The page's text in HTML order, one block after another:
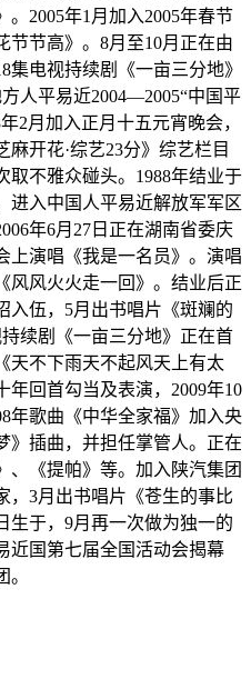
2005年1月加入2005年春节
节节高》。8月至10月正在由
电视持续剧《一亩三分地》
人平易近2004—2005“中国平
2月加入正月十五元宵晚会，
麻开花·综艺23分》综艺栏目
取不雅众碰头。1988年结业于
进入中国人平易近解放军军区
年6月27日正在湖南省委庆
上演唱《我是一名员》。演唱
风风火火走一回》。结业后正
入伍，5月出书唱片《斑斓的
续剧《一亩三分地》正在首
天不下雨天不起风天上有太
年回首勾当及表演，2009年10
年歌曲《中华全家福》加入央
》插曲，并担任掌管人。正在
、《提帕》等。加入陕汽集团
，3月出书唱片《苍生的事比
生于，9月再一次做为独一的
近国第七届全国活动会揭幕